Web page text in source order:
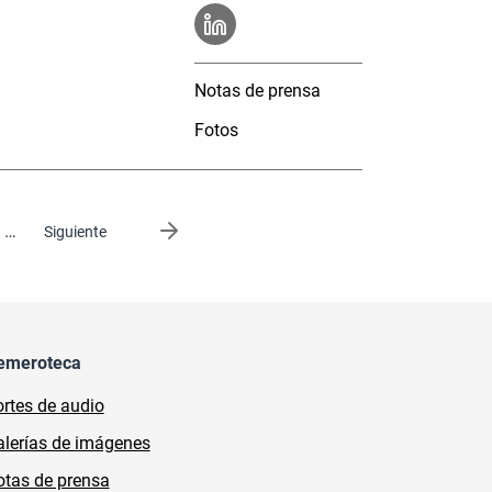
Notas de prensa
Fotos
… Siguiente
página
de audio
de imágenes
de prensa